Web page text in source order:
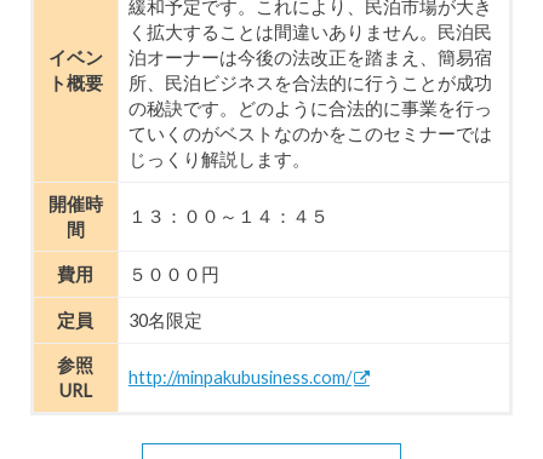
イベン
ト概要
緩和予定です。これにより、民泊市場が大き
く拡大することは間違いありません。民泊民
泊オーナーは今後の法改正を踏まえ、簡易宿
所、民泊ビジネスを合法的に行うことが成功
の秘訣です。どのように合法的に事業を行っ
ていくのがベストなのかをこのセミナーでは
じっくり解説します。
開催時
間
１３：００～１４：４５
費用 ５０００円
定員 30名限定
参照
URL
http://minpakubusiness.com/